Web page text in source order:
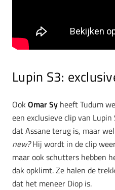
Lupin S3:
Ook Omar Sy heeft Tudum
een exclusieve clip van
dat Assane terug is, maar
new?Hij wordt in de clip
maar ook schutters hebben
dak opklimt. Ze halen de
dat het meneer Diop is.